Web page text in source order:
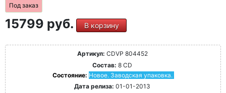
Под заказ
15799 руб. В корзину
Артикул: CDVP 804452
Состав: 8 CD
Состояние: Новое. Заводская упаковка.
Дата релиза: 01-01-2013